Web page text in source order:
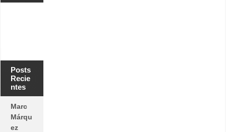
Posts
Recie
ntes
Marc
Márqu
ez